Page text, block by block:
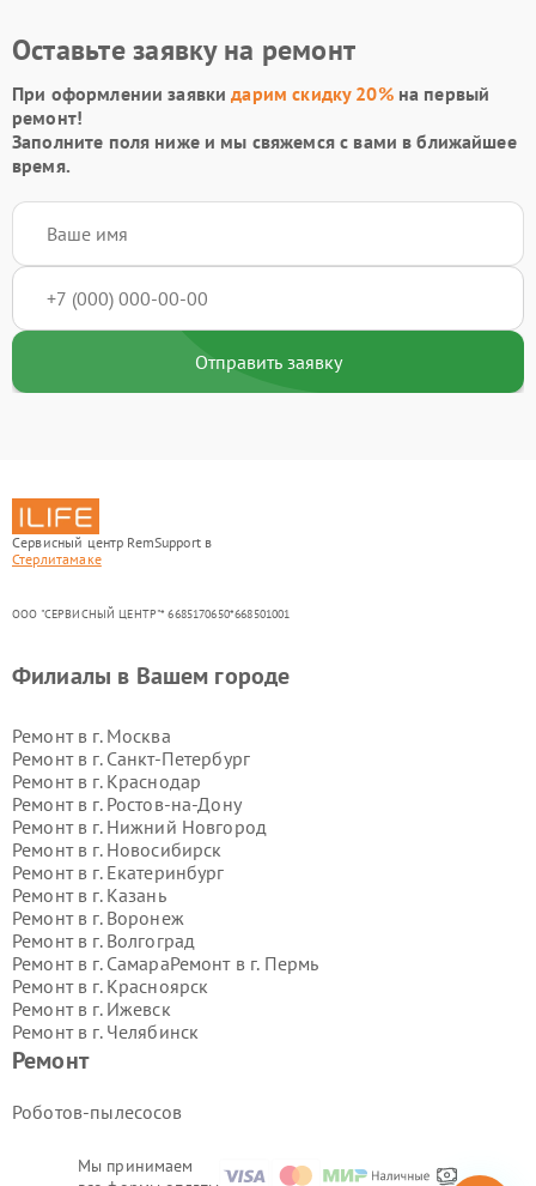
Оставьте заявку на ремонт
При оформлении заявкидарим скидку 20%на первый
ремонт!
Заполните поля ниже и мы свяжемся с вами в ближайшее
время.
Отправить заявку
Сервисный центр RemSupport в
Стерлитамаке
ООО "СЕРВИСНЫЙ ЦЕНТР"* 6685170650*668501001
Мы принимаем
Ремонт
Роботов-пылесосов
Филиалы в Вашем городе
Ремонт в г. Москва
Ремонт в г. Санкт-Петербург
Ремонт в г. Краснодар
Ремонт в г. Ростов-на-Дону
Ремонт в г. Нижний Новгород
Ремонт в г. Новосибирск
Ремонт в г. Екатеринбург
Ремонт в г. Казань
Ремонт в г. Воронеж
Ремонт в г. Волгоград
Ремонт в г. СамараРемонт в г. Пермь
Ремонт в г. Красноярск
Ремонт в г. Ижевск
Ремонт в г. Челябинск
Ремонт в г.
Ремонт в г.
Ремонт в г.Саратов
Ремонт в г. Тольятти